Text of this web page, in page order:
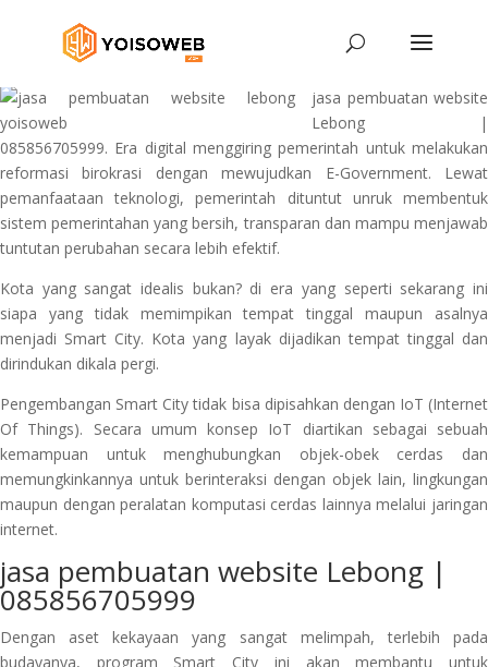
jasa pembuatan website
Lebong |
085856705999. Era digital menggiring pemerintah untuk melakukan
reformasi birokrasi dengan mewujudkan E-Government. Lewat
pemanfaataan teknologi, pemerintah dituntut unruk membentuk
sistem pemerintahan yang bersih, transparan dan mampu menjawab
tuntutan perubahan secara lebih efektif.
Kota yang sangat idealis bukan? di era yang seperti sekarang ini
siapa yang tidak memimpikan tempat tinggal maupun asalnya
menjadi Smart City. Kota yang layak dijadikan tempat tinggal dan
dirindukan dikala pergi.
Pengembangan Smart City tidak bisa dipisahkan dengan IoT (Internet
Of Things). Secara umum konsep IoT diartikan sebagai sebuah
kemampuan untuk menghubungkan objek-obek cerdas dan
memungkinkannya untuk berinteraksi dengan objek lain, lingkungan
maupun dengan peralatan komputasi cerdas lainnya melalui jaringan
internet.
jasa pembuatan website Lebong |
085856705999
Dengan aset kekayaan yang sangat melimpah, terlebih pada
budayanya, program Smart City ini akan membantu untuk